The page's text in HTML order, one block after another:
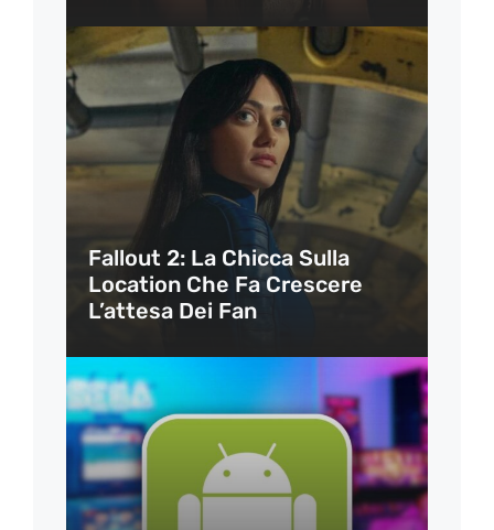
Fallout 2: La Chicca Sulla
Location Che Fa Crescere
L’attesa Dei Fan